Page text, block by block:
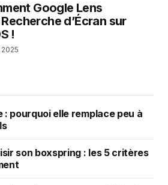
Google Lens
d’Écran sur
!
: pourquoi elle remplace peu à
son boxspring : les 5 critères